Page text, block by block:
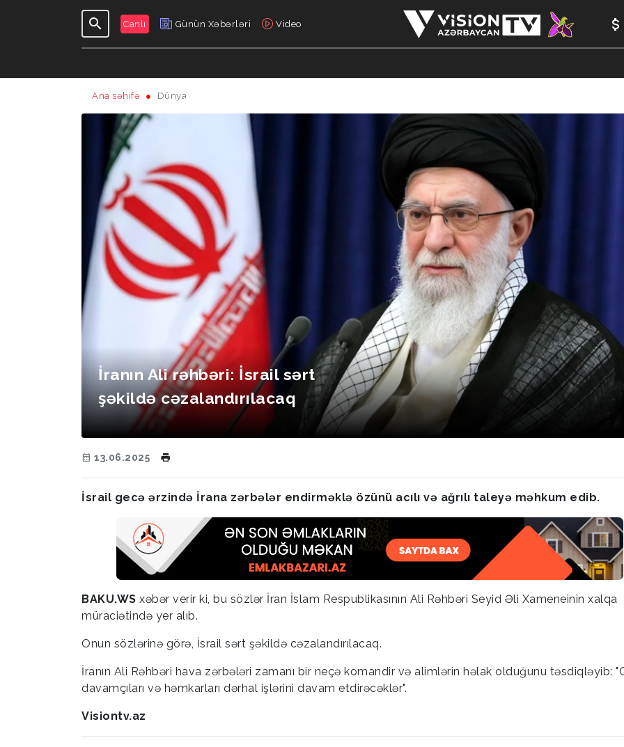
Canlı Günün Xəbərləri Video
GÜNDƏLIK
Ana səhifə Dünya
İranın Ali rəhbəri: İsrail sərt
şəkildə cəzalandırılacaq
13.06.2025
İsrail gecə ərzində İrana zərbələr endirməklə özünü acılı və ağrılı taleyə məhkum edib.
BAKU.WS xəbər verir ki, bu sözlər İran İslam Respublikasının Ali Rəhbəri Seyid Əli Xameneinin xalqa
müraciətində yer alıb.
Onun sözlərinə görə, İsrail sərt şəkildə cəzalandırılacaq.
İranın Ali Rəhbəri hava zərbələri zamanı bir neçə komandir və alimlərin həlak olduğunu təsdiqləyib:
davamçıları və həmkarları dərhal işlərini davam etdirəcəklər".
Visiontv.az